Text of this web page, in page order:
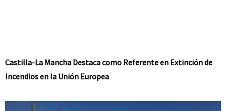
Castilla-La Mancha Destaca como Referente en Extinción de
Incendios en la Unión Europea